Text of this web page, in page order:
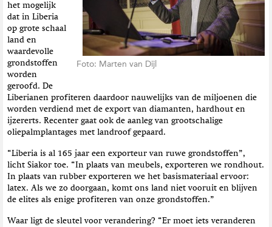
Foto: Marten van Dijl
het mogelijk
dat in Liberia
op grote schaal
land en
waardevolle
grondstoffen
worden
geroofd. De
Liberianen profiteren daardoor nauwelijks van de miljoenen die
worden verdiend met de export van diamanten, hardhout en
ijzererts. Recenter gaat ook de aanleg van grootschalige
oliepalmplantages met landroof gepaard.
“Liberia is al 165 jaar een exporteur van ruwe grondstoffen”,
licht Siakor toe. “In plaats van meubels, exporteren we rondhout.
In plaats van rubber exporteren we het basismateriaal ervoor:
latex. Als we zo doorgaan, komt ons land niet vooruit en blijven
de elites als enige profiteren van onze grondstoffen.”
Waar ligt de sleutel voor verandering? “Er moet iets veranderen